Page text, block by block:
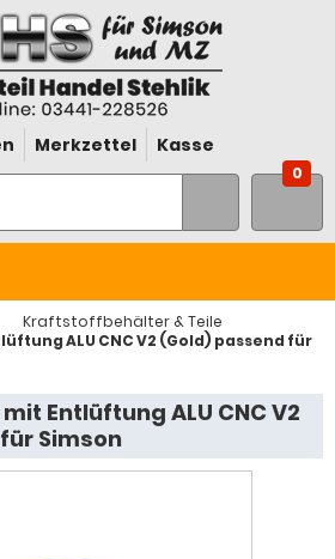
Merkzettel Kasse
0
Kraftstoffbehälter & Teile
ALU CNC V2 (Gold) passend für
Entlüftung ALU CNC V2
Simson